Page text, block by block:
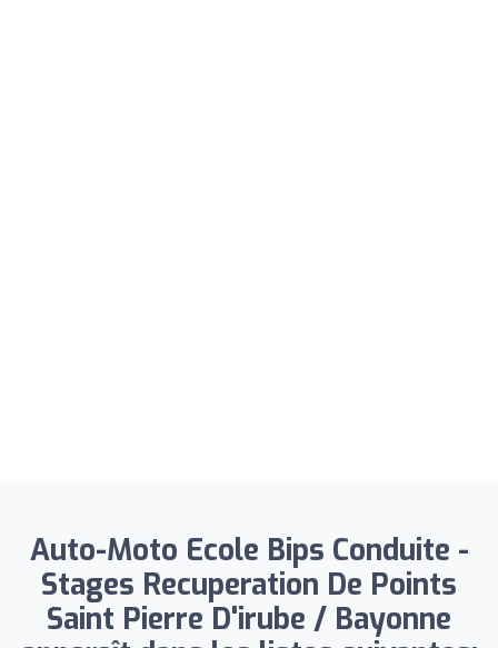
Auto-Moto Ecole Bips Conduite -
Stages Recuperation De Points
Saint Pierre D'irube / Bayonne